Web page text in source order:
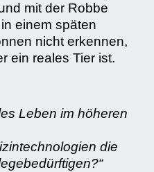
mit der Robbe
einem späten
nicht erkennen,
ein reales Tier ist.
Leben im höheren
die
“